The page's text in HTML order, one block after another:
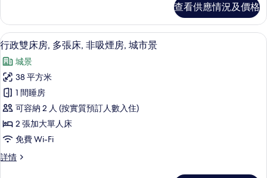
吸
煙
房,
城
市
景
(Granvia
Floor)
的
相
房,
非
吸
煙
房,
城
市
景
(Granvia
Floor)
詳
情
查看供應情況及價格
載
入
所
有
行
政
雙
床
房,
高級寢具、羽絨被、遮光窗簾/窗簾、
19
行政雙床房, 多張床, 非吸煙房, 城市景
城景
38 平方米
1 間睡房
可容納 2 人 (按實質預訂人數入住)
2 張加大單人床
免費 Wi-Fi
詳情
行